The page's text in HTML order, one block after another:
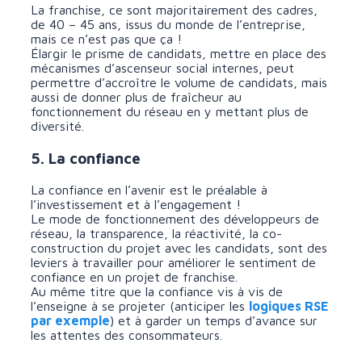
La franchise, ce sont majoritairement des cadres,
de 40 – 45 ans, issus du monde de l’entreprise,
mais ce n’est pas que ça !
Élargir le prisme de candidats, mettre en place des
mécanismes d’ascenseur social internes, peut
permettre d’accroître le volume de candidats, mais
aussi de donner plus de fraîcheur au
fonctionnement du réseau en y mettant plus de
diversité.
5. La confiance
La confiance en l’avenir est le préalable à
l’investissement et à l’engagement !
Le mode de fonctionnement des développeurs de
réseau, la transparence, la réactivité, la co-
construction du projet avec les candidats, sont des
leviers à travailler pour améliorer le sentiment de
confiance en un projet de franchise.
Au même titre que la confiance vis à vis de
l’enseigne à se projeter (anticiper les logiques RSE
par exemple) et à garder un temps d’avance sur
les attentes des consommateurs.